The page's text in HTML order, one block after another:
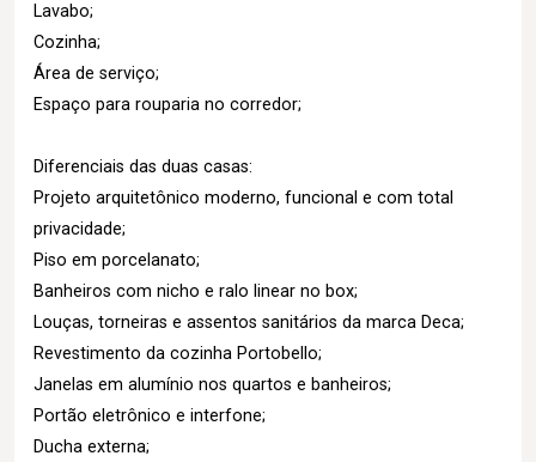
Lavabo;
Cozinha;
Área de serviço;
Espaço para rouparia no corredor;
Diferenciais das duas casas:
Projeto arquitetônico moderno, funcional e com total
privacidade;
Piso em porcelanato;
Banheiros com nicho e ralo linear no box;
Louças, torneiras e assentos sanitários da marca Deca;
Revestimento da cozinha Portobello;
Janelas em alumínio nos quartos e banheiros;
Portão eletrônico e interfone;
Ducha externa;